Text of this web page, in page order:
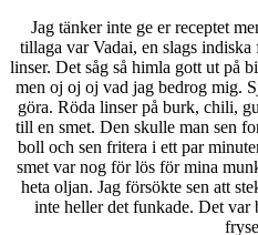
Jag tänker inte ge er receptet
tillaga var Vadai, en slags
linser. Det såg så himla gott ut på
men oj oj oj vad jag bedrog mig.
göra. Röda linser på burk, chili,
till en smet. Den skulle man sen
boll och sen fritera i ett par
smet var nog för lös för mina
heta oljan. Jag försökte sen att
inte heller det funkade. Det var